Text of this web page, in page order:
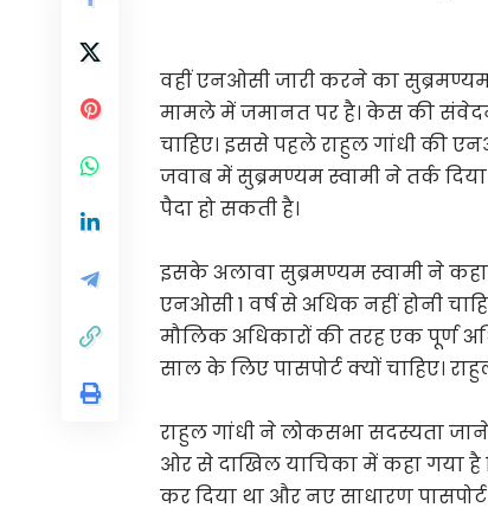
वहीं एनओसी जारी करने का
मामले में जमानत पर है। केस की
चाहिए। इससे पहले राहुल गांधी की
जवाब में सुब्रमण्यम स्वामी ने तर्क
पैदा हो सकती है।
इसके अलावा सुब्रमण्यम स्वामी ने
एनओसी 1 वर्ष से अधिक नहीं होनी
मौलिक अधिकारों की तरह एक पूर्ण
साल के लिए पासपोर्ट क्यों चाहिए।
राहुल गांधी ने लोकसभा सदस्यता जाने
ओर से दाखिल याचिका में कहा गया है
कर दिया था और नए साधारण